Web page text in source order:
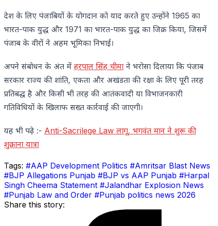
देश के लिए पंजाबियों के योगदान को याद करते हुए उन्होंने 1965 का
भारत-पाक युद्ध और 1971 का भारत-पाक युद्ध का जिक्र किया, जिसमें
पंजाब के वीरों ने अहम भूमिका निभाई।
अपने संबोधन के अंत में हरपाल सिंह चीमा ने भरोसा दिलाया कि पंजाब
सरकार राज्य की शांति, एकता और अखंडता की रक्षा के लिए पूरी तरह
प्रतिबद्ध है और किसी भी तरह की आतंकवादी या विभाजनकारी
गतिविधियों के खिलाफ सख्त कार्रवाई की जाएगी।
यह भी पढ़े :- Anti-Sacrilege Law लागू, भगवंत मान ने शुरू की
शुक्राना यात्रा
Tags: #AAP Development Politics #Amritsar Blast News
#BJP Allegations Punjab #BJP vs AAP Punjab #Harpal
Singh Cheema Statement #Jalandhar Explosion News
#Punjab Law and Order #Punjab politics news 2026
Share this story: